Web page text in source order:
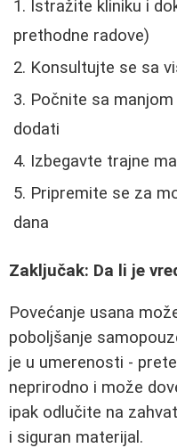
Istražite kliniku i
prethodne radove)
Konsultujte se sa
Počnite sa
dodati
Izbegavte trajne
Pripremite se za
dana
Zaključak: Da li je
Povećanje usana
poboljšanje
je u umerenosti -
neprirodno i može
ipak odlučite na
i siguran materijal.